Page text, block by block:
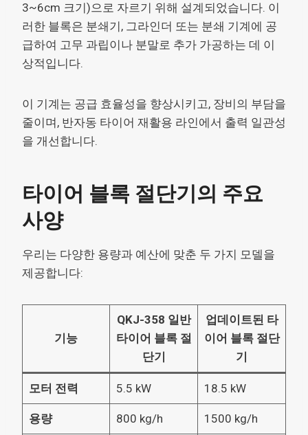
3~6cm 크기)으로 자르기 위해 설계되었습니다. 이
러한 블록은 분쇄기, 그라인더 또는 분쇄 기계에 공
급하여 고무 과립이나 분말로 추가 가공하는 데 이
상적입니다.
이 기계는 공급 효율성을 향상시키고, 장비의 부담을
줄이며, 반자동 타이어 재활용 라인에서 출력 일관성
을 개선합니다.
타이어 블록 절단기의 주요
사양
우리는 다양한 용량과 예산에 맞춘 두 가지 모델을
제공합니다:
기능
QKJ-358 일반
타이어 블록 절
단기
업데이트된 타
이어 블록 절단
기
모터 전력 5.5 kW 18.5 kW
용량 800 kg/h 1500 kg/h